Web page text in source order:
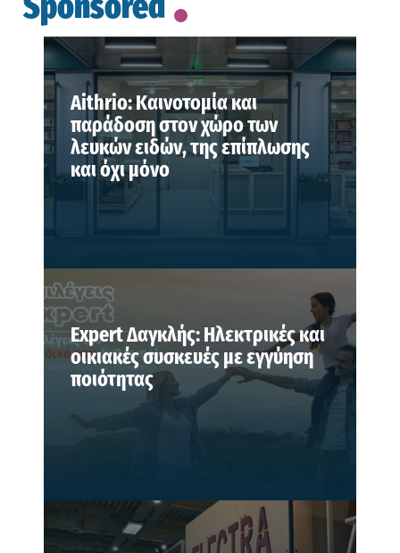
Aithrio: Καινοτομία και
παράδοση στον χώρο των
λευκών ειδών, της επίπλωσης
και όχι μόνο
Expert Δαγκλής: Ηλεκτρικές και
οικιακές συσκευές με εγγύηση
ποιότητας